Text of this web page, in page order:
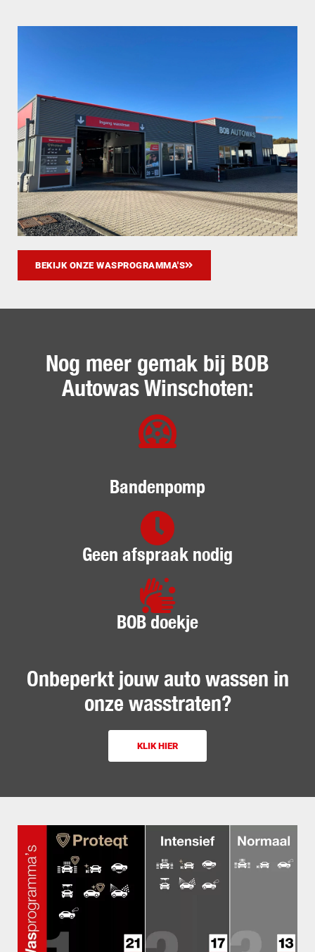
BEKIJK ONZE WASPROGRAMMA'S
Nog meer gemak bij BOB
Autowas Winschoten:
Bandenpomp
Geen afspraak nodig
BOB doekje
Onbeperkt jouw auto wassen in
onze wasstraten?
KLIK HIER